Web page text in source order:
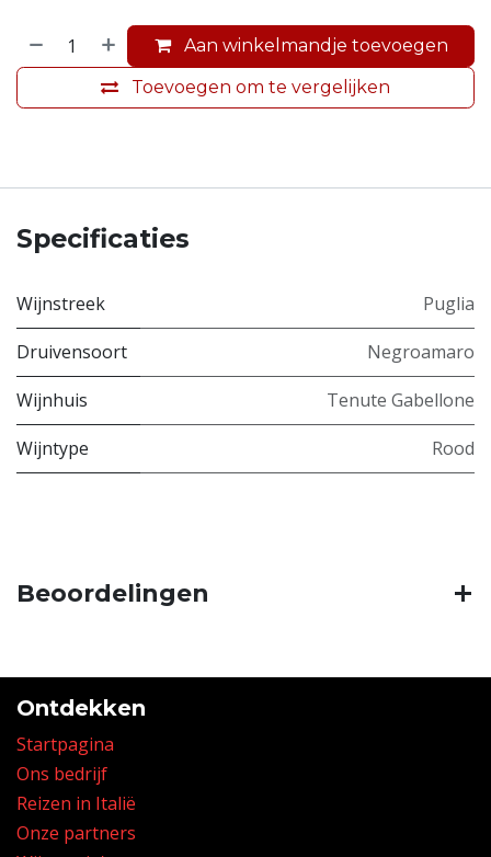
Aan winkelmandje toevoegen
Toevoegen om te vergelijken
Specificaties
Wijnstreek
Puglia
Druivensoort
Negroamaro
Wijnhuis
Tenute Gabellone
Wijntype
Rood
Beoordelingen
Ontdekken
Startpagina
Ons bedrijf
Reizen in Italië
Onze partners